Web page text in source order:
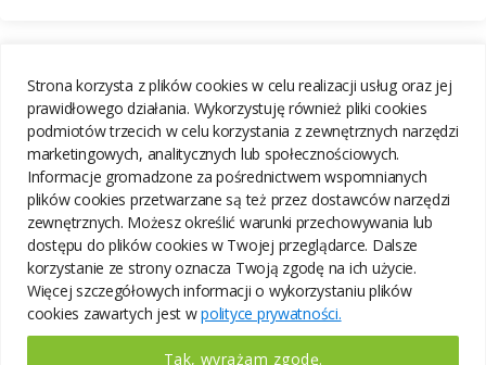
Strona korzysta z plików cookies w celu realizacji usług oraz jej
prawidłowego działania. Wykorzystuję również pliki cookies
podmiotów trzecich w celu korzystania z zewnętrznych narzędzi
marketingowych, analitycznych lub społecznościowych.
Informacje gromadzone za pośrednictwem wspomnianych
plików cookies przetwarzane są też przez dostawców narzędzi
zewnętrznych. Możesz określić warunki przechowywania lub
dostępu do plików cookies w Twojej przeglądarce. Dalsze
korzystanie ze strony oznacza Twoją zgodę na ich użycie.
Więcej szczegółowych informacji o wykorzystaniu plików
cookies zawartych jest wpolityce prywatności.
Tak, wyrażam zgodę.